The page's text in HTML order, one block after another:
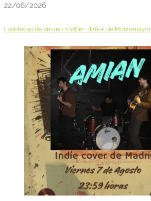
22/06/2026
Ludotecas de Verano 2026 en Baños de Montemayor